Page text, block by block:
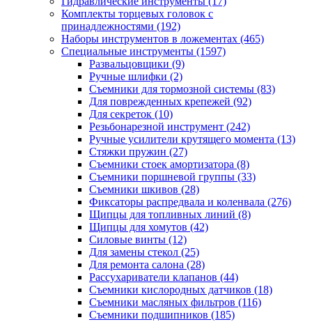
Комплекты торцевых головок с
принадлежностями (192)
Наборы инструментов в ложементах (465)
Специальные инструменты (1597)
Развальцовщики (9)
Ручные шлифки (2)
Съемники для тормозной системы (83)
Для поврежденных крепежей (92)
Для секреток (10)
Резьбонарезной инструмент (242)
Ручные усилители крутящего момента (13)
Стяжки пружин (27)
Съемники стоек амортизатора (8)
Съемники поршневой группы (33)
Съемники шкивов (28)
Фиксаторы распредвала и коленвала (276)
Щипцы для топливных линий (8)
Щипцы для хомутов (42)
Силовые винты (12)
Для замены стекол (25)
Для ремонта салона (28)
Рассухариватели клапанов (44)
Съемники кислородных датчиков (18)
Съемники масляных фильтров (116)
Съемники подшипников (185)